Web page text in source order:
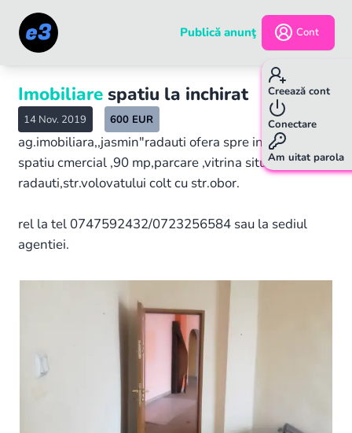
Publică anunţ Cont
Creează cont
Conectare
Am uitat parola
Imobiliare spatiu la inchirat
14 Nov. 2019 600 EUR
ag.imobiliara,,jasmin"radauti ofera spre inchiriere
spatiu cmercial ,90 mp,parcare ,vitrina situat in
radauti,str.volovatului colt cu str.obor.
rel la tel 0747592432/0723256584 sau la sediul
agentiei.